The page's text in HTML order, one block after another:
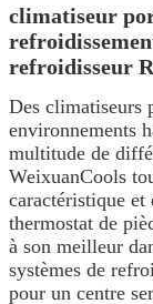
climatiseur
refroidisseur
Des climatiseurs
environnements
multitude de
WeixuanCools
caractéristique et
thermostat de
à son meilleur
systèmes de
pour un centre